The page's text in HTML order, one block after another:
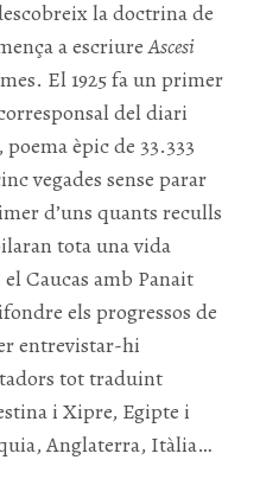
la doctrina de
a escriureAscesi
El 1925 fa un primer
del diari
, poema èpic de 33.333
vegades sense parar
d’uns quants reculls
tota una vida
Caucas amb Panait
els progressos de
entrevistar-hi
tot traduint
i Xipre, Egipte i
Anglaterra, Itàlia…